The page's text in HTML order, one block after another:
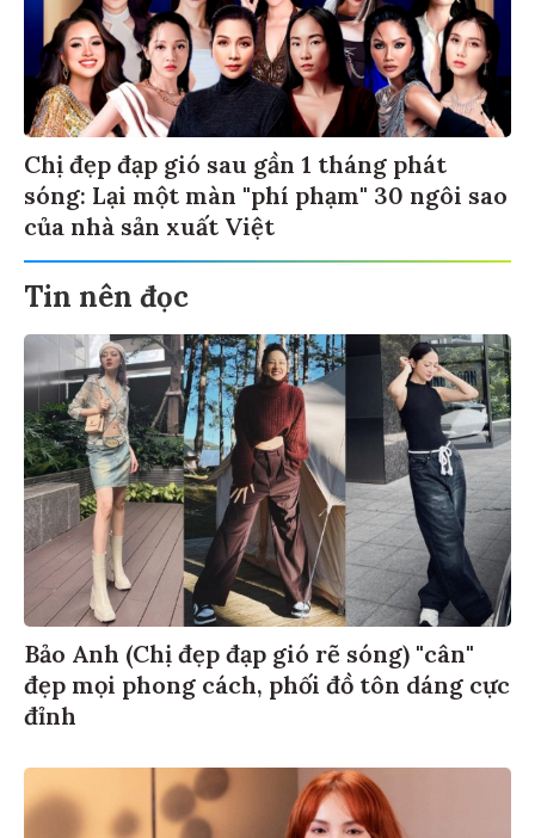
Chị đẹp đạp gió sau gần 1 tháng phát
sóng: Lại một màn "phí phạm" 30 ngôi sao
của nhà sản xuất Việt
Tin nên đọc
Bảo Anh (Chị đẹp đạp gió rẽ sóng) "cân"
đẹp mọi phong cách, phối đồ tôn dáng cực
đỉnh